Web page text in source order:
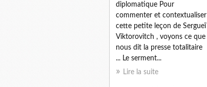
diplomatique Pour
commenter et contextualiser
cette petite leçon de Sergueï
Viktorovitch , voyons ce que
nous dit la presse totalitaire
... Le serment...
Lire la suite